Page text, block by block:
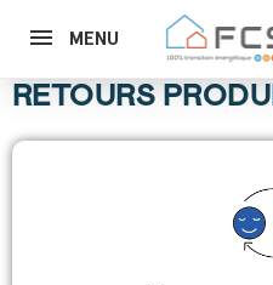
MENU
RETOURS